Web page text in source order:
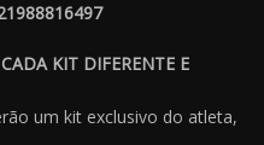
KIT DIFERENTE E
um kit exclusivo do atleta,